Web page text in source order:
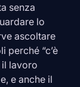
senza
lo
ascoltare
perché “c’è
il lavoro
e anche il